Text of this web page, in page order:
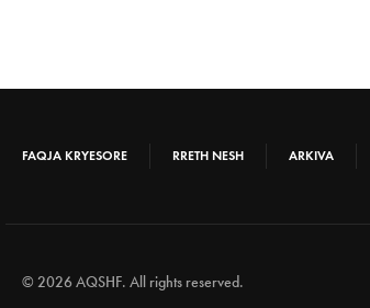
FAQJA KRYESORE RRETH NESH ARKIVA
© 2026 AQSHF. All rights reserved.